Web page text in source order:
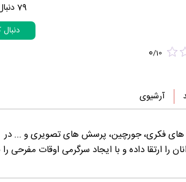
79
0/10
آرشیوی
های فکری، جورچین، پرسش های تصویری و ... در
ارتقا داده و با ایجاد سرگرمی اوقات مفرحی را